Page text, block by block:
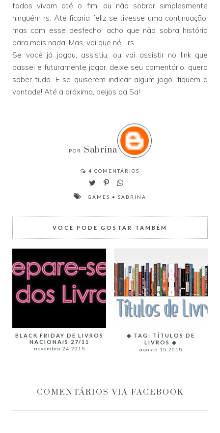
todos vivam até o fim, ou não sobrar simplesmente
ninguém rs. Até ficaria feliz se tivesse uma continuação,
mas com esse desfecho, acho que não sobra história
para mais nada. Mas, vai que né... rs.
Se você já jogou, assistiu, ou vai assistir no link que
passei e futuramente jogar, deixe seu comentário, quero
saber tudo. E se quiserem indicar algum jogo, fiquem a
vontade! Até a próxima, beijos da Sa!
Sabrina
4 COMENTÁRIOS
GAMES • SABRINA
VOCÊ PODE GOSTAR TAMBÉM
BLACK FRIDAY DE LIVROS
NACIONAIS 27/11
novembro 24 2015
◆ TAG: TÍTULOS DE
LIVROS ◆
agosto 15 2015
COMENTÁRIOS VIA FACEBOOK